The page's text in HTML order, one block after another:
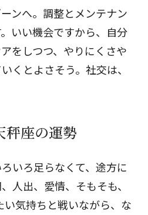
ンへ。調整とメンテナン
いい機会ですから、自分
をしつつ、やりにくさや
くとよさそう。社交は、
秤座の運勢
いろ足らなくて、途方に
人出、愛情、そもそも、
気持ちと戦いながら、な